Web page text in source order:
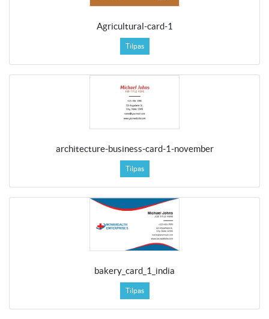
Agricultural-card-1
Tilpas
architecture-business-card-1-november
Tilpas
bakery_card_1_india
Tilpas